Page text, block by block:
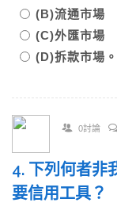
(B)流通市場
(C)外匯市場
(D)拆款市場。
0討論
4. 下列何者非
要信用工具？